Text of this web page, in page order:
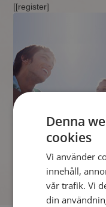
[[register]
Denna
cookies
Vi använder
innehåll,
vår trafik. Vi
din